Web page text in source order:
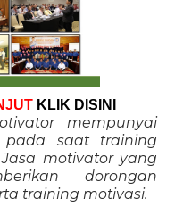
KLIK DISINI
mempunyai
pada saat training
motivator yang
dorongan
training motivasi.